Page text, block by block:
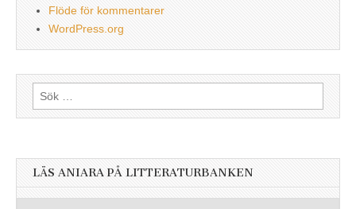
Flöde för kommentarer
WordPress.org
Sök
efter:
LÄS ANIARA PÅ LITTERATURBANKEN